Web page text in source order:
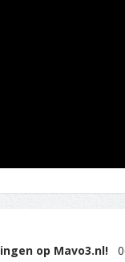
op Mavo3.nl!